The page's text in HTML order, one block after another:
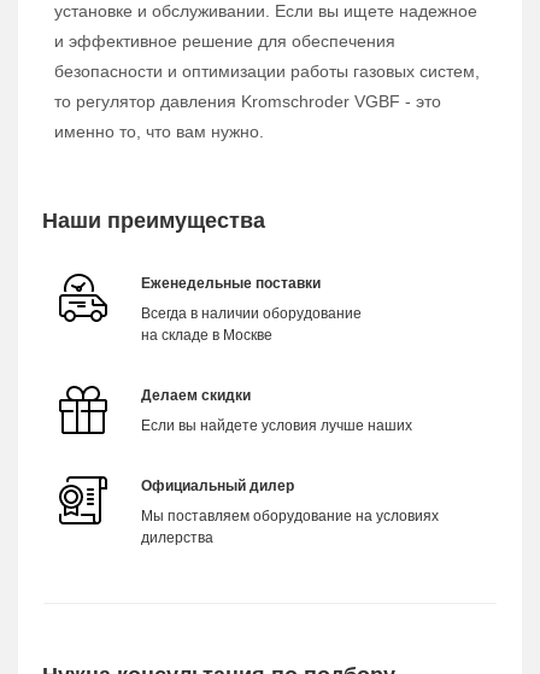
установке и обслуживании. Если вы ищете надежное
и эффективное решение для обеспечения
безопасности и оптимизации работы газовых систем,
то регулятор давления Kromschroder VGBF - это
именно то, что вам нужно.
Наши преимущества
Еженедельные поставки
Всегда в наличии оборудование
на складе в Москве
Делаем скидки
Если вы найдете условия лучше наших
Официальный дилер
Мы поставляем оборудование на условиях
дилерства